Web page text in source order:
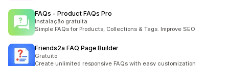
FAQs ‑ Product FAQs Pro
Instalação gratuita
Simple FAQs for Products, Collections & Tags. Improve SEO
Friends2a FAQ Page Builder
Gratuito
Create unlimited responsive FAQs with easy customization